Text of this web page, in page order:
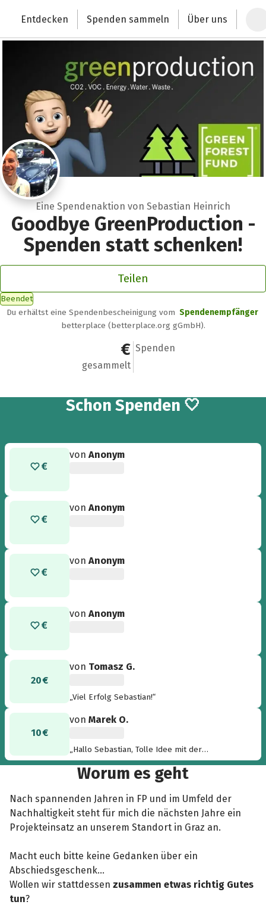
Deutschlands größte Spendenplattform
Entdecken Spenden sammeln Über uns
Eine Spendenaktion von Sebastian Heinrich
Goodbye GreenProduction -
Spenden statt schenken!
Teilen
Beendet
Du erhältst eine Spendenbescheinigung vom Spendenempfänger
betterplace (betterplace.org gGmbH).
364 €
gesammelt
25
Spenden
Schon 25
Spenden 🤍
vonAnonym
vonAnonym
vonAnonym
vonAnonym
20 €
von Tomasz G.
„Viel Erfolg Sebastian!“
10 €
vonMarek O.
„Hallo Sebastian, Tolle Idee mit der
Spendenaktion ! Dir alles Gute im neuen Job.
Gruß, Marek Olm“
Worum es geht
Nach spannenden Jahren in FP und im Umfeld der
Nachhaltigkeit steht für mich die nächsten Jahre ein
Projekteinsatz an unserem Standort in Graz an.
Macht euch bitte keine Gedanken über ein
Abschiedsgeschenk...
Wollen wir stattdessenzusammen etwas richtig Gutes
tun?